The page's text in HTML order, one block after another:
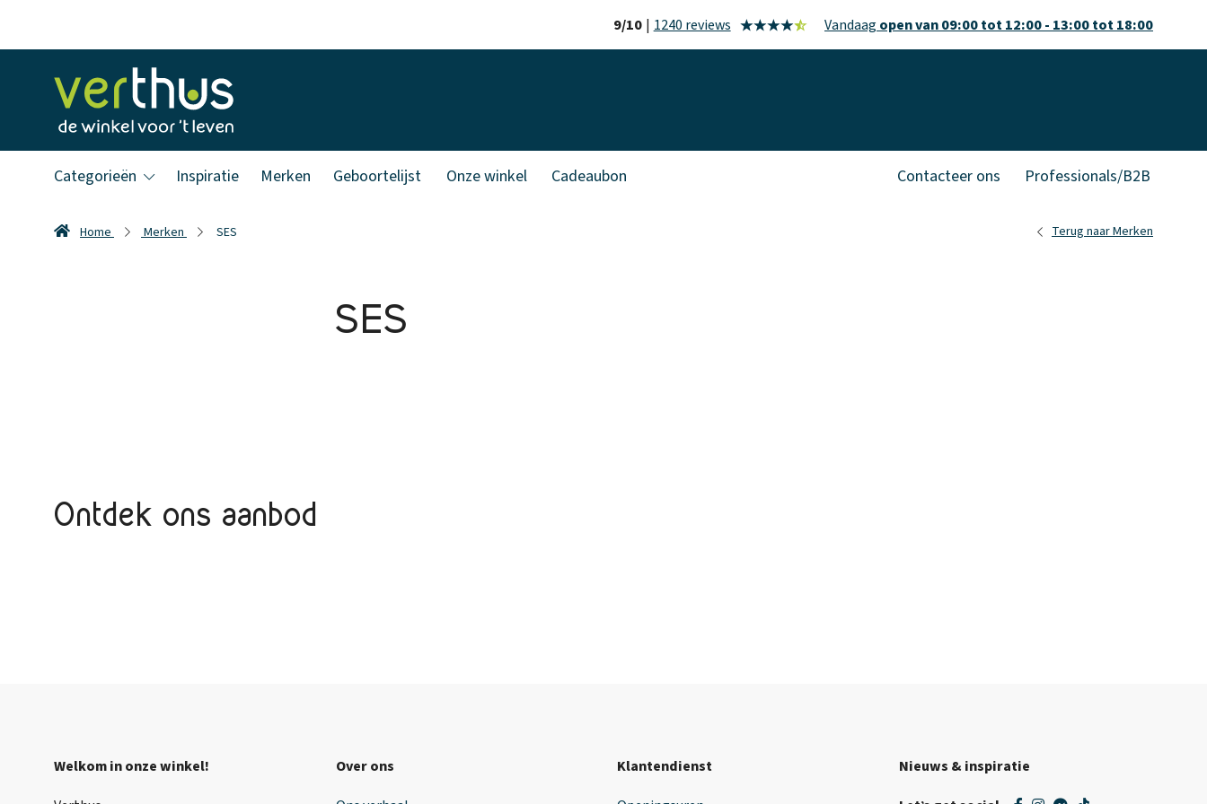
9/10 | 1240 reviews Vandaagopen van 09:00 tot 12:00 - 13:00 tot 18:00
Categorieën Inspiratie Merken Geboortelijst Onze winkel Cadeaubon Contacteer ons Professionals/B2B
Home Merken SES Terug naar Merken
SES
Ontdek ons aanbod
Welkom in onze winkel!
Over ons
Klantendienst
Nieuws & inspiratie